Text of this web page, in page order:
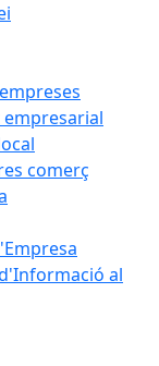
comerç
al